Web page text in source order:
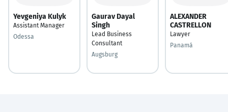
Yevgeniya Kulyk
Assistant Manager
Odessa
Gaurav Dayal
Singh
Lead Business
Consultant
Augsburg
ALEXANDER
CASTRELLON
Lawyer
Panamá